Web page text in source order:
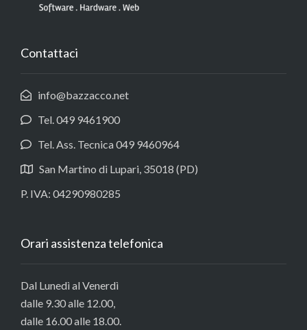
Contattaci
info@bazzacco.net
Tel. 049 9461900
Tel. Ass. Tecnica 049 9460964
San Martino di Lupari, 35018 (PD)
P. IVA: 04290980285
Orari assistenza telefonica
Dal Lunedì al Venerdì
dalle 9.30 alle 12.00,
dalle 16.00 alle 18.00.